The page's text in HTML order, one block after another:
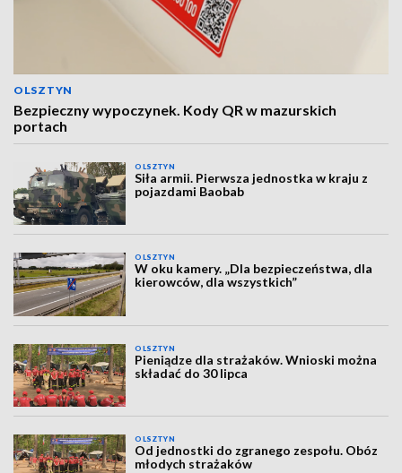
OLSZTYN
Bezpieczny wypoczynek. Kody QR w mazurskich
portach
OLSZTYN
Siła armii. Pierwsza jednostka w kraju z
pojazdami Baobab
OLSZTYN
W oku kamery. „Dla bezpieczeństwa, dla
kierowców, dla wszystkich”
OLSZTYN
Pieniądze dla strażaków. Wnioski można
składać do 30 lipca
OLSZTYN
Od jednostki do zgranego zespołu. Obóz
młodych strażaków